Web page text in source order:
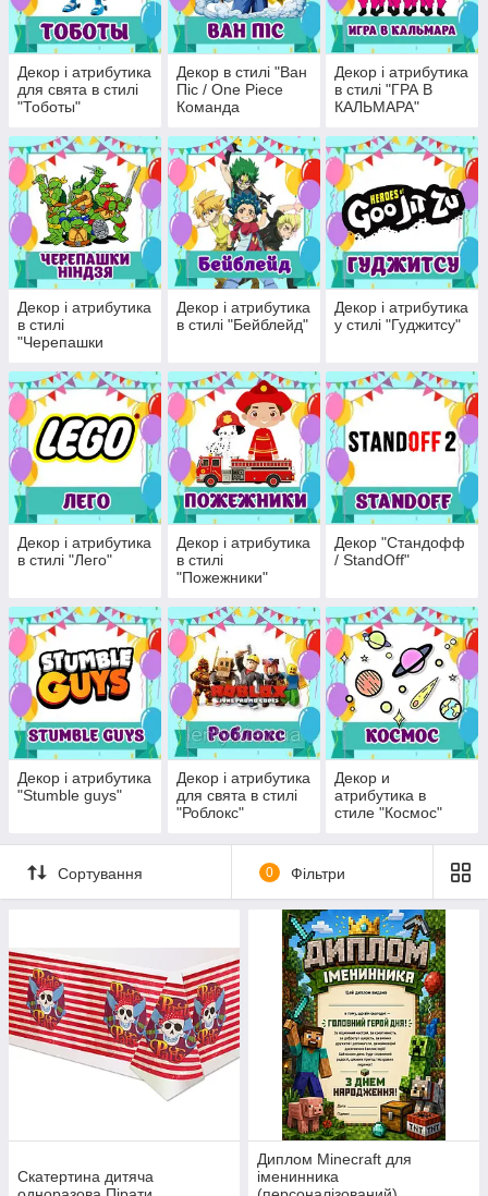
Декор і атрибутика
для свята в стилі
"Тоботы"
Декор в стилі "Ван
Піс / One Piece
Команда
капелюха"
Декор і атрибутика
в стилі "ГРА В
КАЛЬМАРА"
Декор і атрибутика
в стилі
"Черепашки
Декор і атрибутика
в стилі "Бейблейд"
Декор і атрибутика
у стилі "Гуджитсу"
Декор і атрибутика
в стилі "Лего"
Декор і атрибутика
в стилі
"Пожежники"
Декор "Стандофф
/ StandOff"
Декор і атрибутика
"Stumble guys"
Декор і атрибутика
для свята в стилі
"Роблокс"
Декор и
атрибутика в
стиле "Космос"
Сортування 0 Фільтри
Скатертина дитяча
Диплом Minecraft для
іменинника